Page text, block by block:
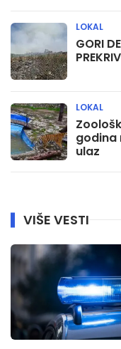
GORI
LOKAL
godina
ulaz
LOKAL
VIŠE VESTI